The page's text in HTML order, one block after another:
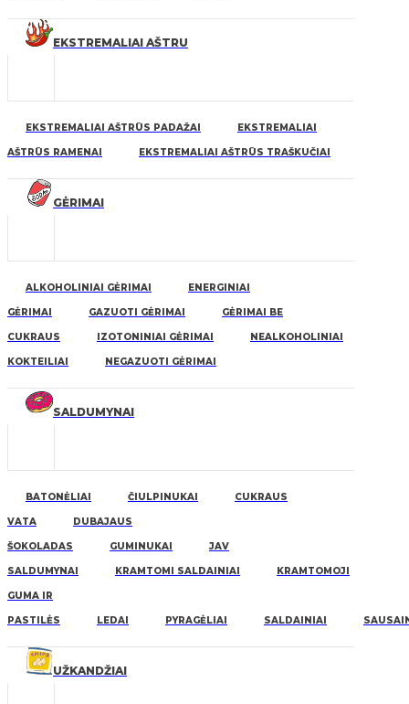
EKSTREMALIAI AŠTRU
EKSTREMALIAI AŠTRŪS PADAŽAI EKSTREMALIAI
AŠTRŪS RAMENAI EKSTREMALIAI AŠTRŪS TRAŠKUČIAI
GĖRIMAI
ALKOHOLINIAI GĖRIMAI ENERGINIAI
GĖRIMAI GAZUOTI GĖRIMAI GĖRIMAI BE
CUKRAUS IZOTONINIAI GĖRIMAI NEALKOHOLINIAI
KOKTEILIAI NEGAZUOTI GĖRIMAI
SALDUMYNAI
BATONĖLIAI ČIULPINUKAI CUKRAUS
VATA DUBAJAUS
ŠOKOLADAS GUMINUKAI JAV
SALDUMYNAI KRAMTOMI SALDAINIAI KRAMTOMOJI
GUMA IR
PASTILĖS LEDAI PYRAGĖLIAI SALDAINIAI
UŽKANDŽIAI